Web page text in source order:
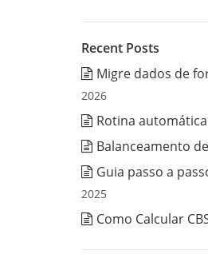
Recent Posts
Migre dados de
2026
Rotina
Balanceamento
Guia passo a
2025
Como Calcular